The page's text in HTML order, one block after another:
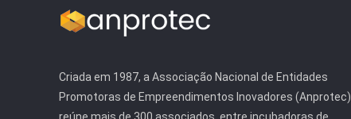
Criada em 1987, a Associação Nacional de Entidades
Promotoras de Empreendimentos Inovadores (Anprotec)